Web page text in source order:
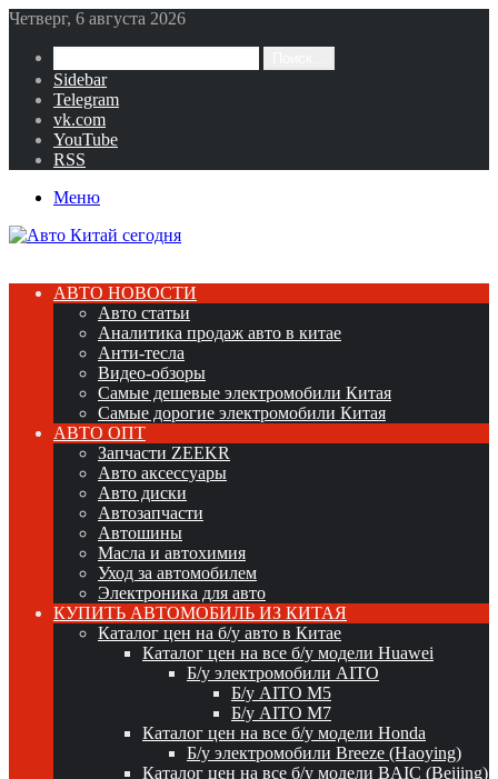
Четверг, 6 августа 2026
Sidebar
Telegram
vk.com
YouTube
RSS
Меню
АВТО НОВОСТИ
Авто статьи
Аналитика продаж авто в китае
Анти-тесла
Видео-обзоры
Самые дешевые электромобили Китая
Самые дорогие электромобили Китая
АВТО ОПТ
Запчасти ZEEKR
Авто аксессуары
Авто диски
Автозапчасти
Автошины
Масла и автохимия
Уход за автомобилем
Электроника для авто
КУПИТЬ АВТОМОБИЛЬ ИЗ КИТАЯ
Каталог цен на б/у авто в Китае
Каталог цен на все б/у модели Huawei
Б/у электромобили AITO
Б/у AITO M5
Б/у AITO M7
Каталог цен на все б/у модели Honda
Б/у электромобили Breeze (Haoying)
Каталог цен на все б/у модели BAIC (Beijing)